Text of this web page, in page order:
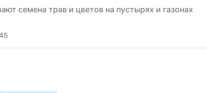
семена трав и цветов на пустырях и газонах